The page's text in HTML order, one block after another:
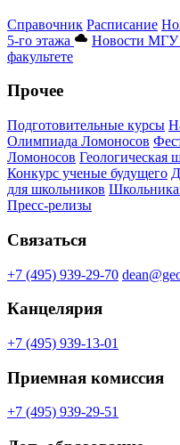
Справочник Расписание
5-го этажа
Новости МГУ
факультете
Прочее
Подготовительные курсы
Олимпиада Ломоносов
Ломоносов Геологическая
Конкурс ученые будущего
для школьников
Пресс-релизы
Связаться
+7 (495) 939-29-70
Канцелярия
+7 (495) 939-13-01
Приемная комиссия
+7 (495) 939-29-51